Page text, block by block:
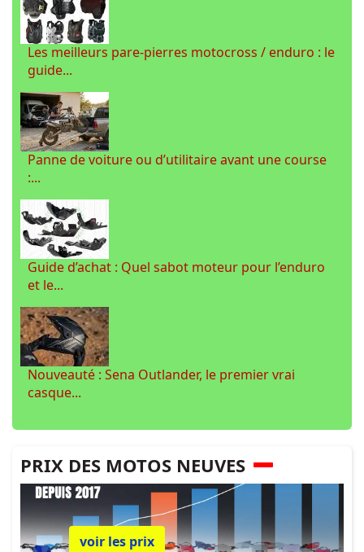
Les meilleurs pare-pierres motocross / enduro : le
guide...
Panne de voiture ou d’utilitaire avant une course
:...
Guide d’achat : Quel sabot moteur pour l’enduro
et le...
Nouveauté : Sena Outlander, le premier vrai
casque...
PRIX DES MOTOS NEUVES
voir les prix